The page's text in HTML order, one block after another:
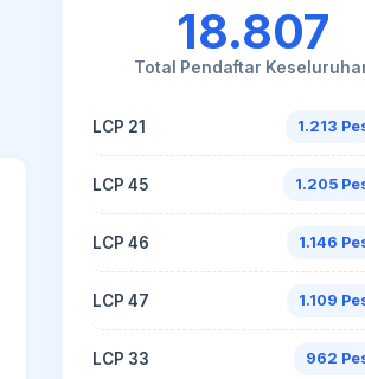
18.807
Total Pendaftar
LCP 21 1.213
LCP 45 1.205
LCP 46 1.146
LCP 47 1.109
LCP 33 962